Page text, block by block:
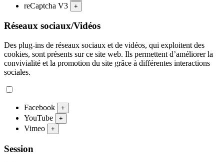
reCaptcha V3 +
Réseaux sociaux/Vidéos
Des plug-ins de réseaux sociaux et de vidéos, qui exploitent des
cookies, sont présents sur ce site web. Ils permettent d’améliorer la
convivialité et la promotion du site grâce à différentes interactions
sociales.
Facebook +
YouTube +
Vimeo +
Session